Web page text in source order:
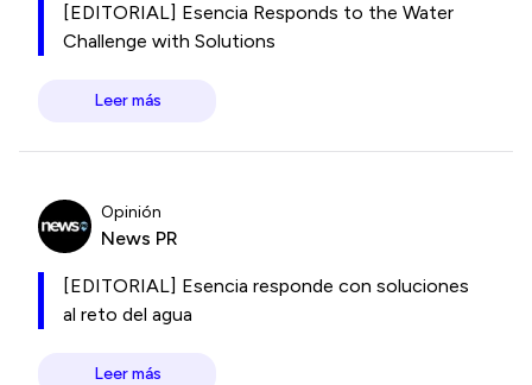
[EDITORIAL] Esencia Responds to the Water
Challenge with Solutions
Leer más
Opinión
News PR
[EDITORIAL] Esencia responde con soluciones
al reto del agua
Leer más